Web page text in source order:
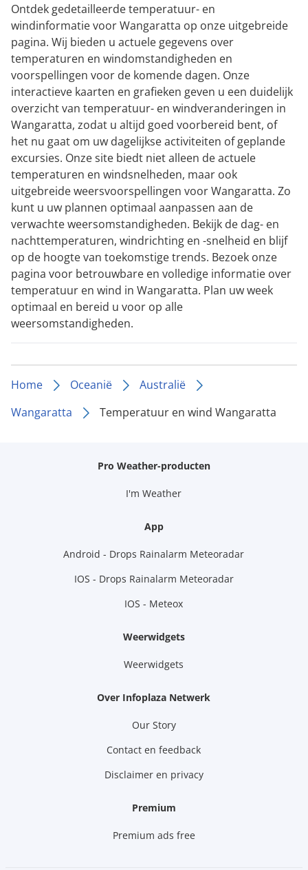
Ontdek gedetailleerde temperatuur- en
windinformatie voor Wangaratta op onze uitgebreide
pagina. Wij bieden u actuele gegevens over
temperaturen en windomstandigheden en
voorspellingen voor de komende dagen. Onze
interactieve kaarten en grafieken geven u een duidelijk
overzicht van temperatuur- en windveranderingen in
Wangaratta, zodat u altijd goed voorbereid bent, of
het nu gaat om uw dagelijkse activiteiten of geplande
excursies. Onze site biedt niet alleen de actuele
temperaturen en windsnelheden, maar ook
uitgebreide weersvoorspellingen voor Wangaratta. Zo
kunt u uw plannen optimaal aanpassen aan de
verwachte weersomstandigheden. Bekijk de dag- en
nachttemperaturen, windrichting en -snelheid en blijf
op de hoogte van toekomstige trends. Bezoek onze
pagina voor betrouwbare en volledige informatie over
temperatuur en wind in Wangaratta. Plan uw week
optimaal en bereid u voor op alle
weersomstandigheden.
Home Oceanië
Australië
Wangaratta
Temperatuur en wind Wangaratta
Pro Weather-producten
I'm Weather
App
Android - Drops Rainalarm Meteoradar
IOS - Drops Rainalarm Meteoradar
IOS - Meteox
Weerwidgets
Weerwidgets
Over Infoplaza Netwerk
Our Story
Contact en feedback
Disclaimer en privacy
Premium
Premium ads free